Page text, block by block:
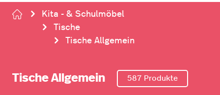
Kita - & Schulmöbel
Tische
Tische Allgemein
Tische Allgemein 587 Produkte